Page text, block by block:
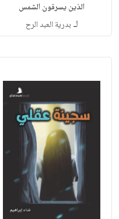
الذين يسرقون الشمس
لـ بدرية العبد الرح